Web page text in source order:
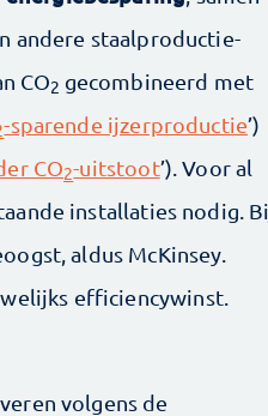
andere staalproductie-
CO2 gecombineerd met
-sparende ijzerproductie’)
CO2-uitstoot’). Voor al
installaties nodig.
aldus McKinsey.
efficiencywinst.
volgens de